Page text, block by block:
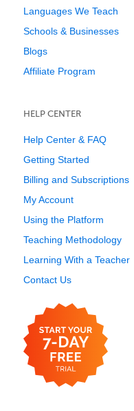
Languages We Teach
Schools & Businesses
Blogs
Affiliate Program
HELP CENTER
Help Center & FAQ
Getting Started
Billing and Subscriptions
My Account
Using the Platform
Teaching Methodology
Learning With a Teacher
Contact Us